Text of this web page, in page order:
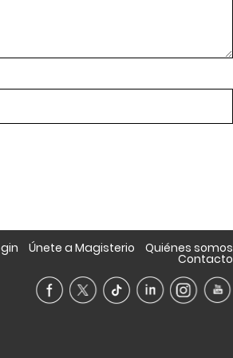
Únete a Magisterio Quiénes somos
Contacto